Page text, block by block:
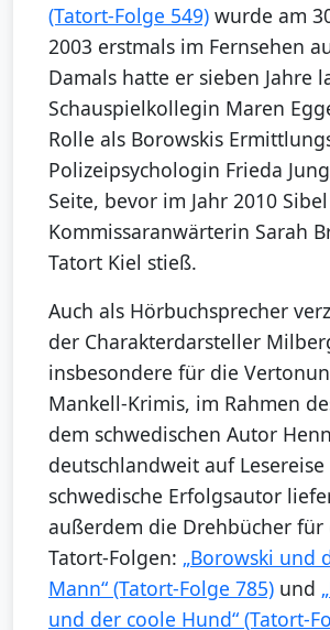
(Tatort-Folge 549) wurde am
2003 erstmals im Fernsehen
Damals hatte er sieben Jahre
Schauspielkollegin Maren
Rolle als Borowskis
Polizeipsychologin Frieda
Seite, bevor im Jahr 2010
Kommissaranwärterin Sarah
Tatort Kiel stieß.
Auch als Hörbuchsprecher
der Charakterdarsteller
insbesondere für die
Mankell-Krimis, im Rahmen
dem schwedischen Autor
deutschlandweit auf
schwedische Erfolgsautor
außerdem die Drehbücher für
Tatort-Folgen: „Borowski und
Mann“ (Tatort-Folge 785) und
und der coole Hund“ (Tatort-